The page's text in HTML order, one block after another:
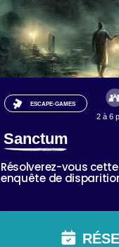
ESCAPE-GAMES
2 à 6
Sanctum
Résolverez-vous
enquête de